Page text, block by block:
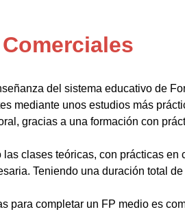
del sistema educativo de
mediante unos estudios más
gracias a una formación con
clases teóricas, con prácticas
Teniendo una duración total
para completar un FP medio es